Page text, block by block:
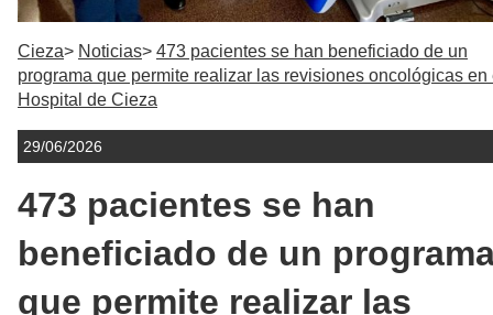
Cieza Noticias
473 pacientes se han beneficiado de un
programa que permite realizar las revisiones oncológicas en
Hospital de Cieza
29/06/2026
473 pacientes se han
beneficiado de un
que permite realizar las